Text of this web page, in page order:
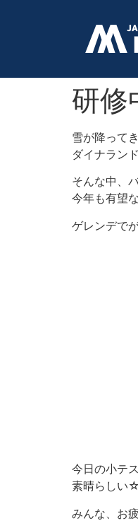
研修
雪が降って
ダイナラン
そんな中、
今年も有望
ゲレンデで
今日の小テ
素晴らしい☆
みんな、お